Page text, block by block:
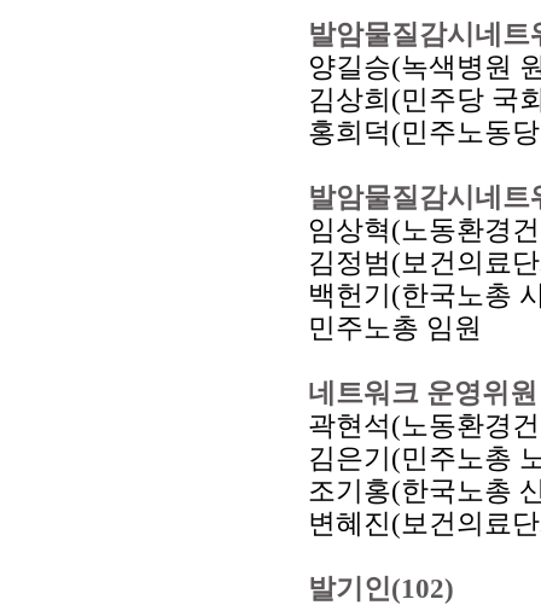
발암물질감시네
양길승(녹색병원
김상희(민주당 국
홍희덕(민주노동
발암물질감시네트
임상혁(노동환경
김정범(보건의료
백헌기(한국노총
민주노총 임원
네트워크 운영위원
곽현석(노동환경
김은기(민주노총
조기홍(한국노총
변혜진(보건의료
발기인(102)